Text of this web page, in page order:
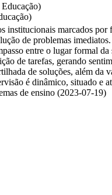
institucionais marcados
de problemas
entre o lugar formal
de tarefas, gerando
de soluções, além
é dinâmico, situado e
de ensino (2023-07-19)